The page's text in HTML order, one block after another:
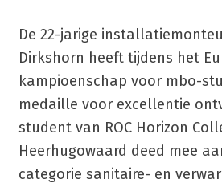
De 22-jarige
Dirkshorn heeft tijdens het
kampioenschap voor mbo-
medaille voor excellentie
student van ROC Horizon
Heerhugowaard deed mee
categorie sanitaire- en